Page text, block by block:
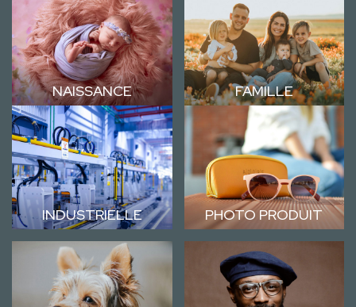
NAISSANCE
INDUSTRIELLE
FAMILLE
PHOTO PRODUIT